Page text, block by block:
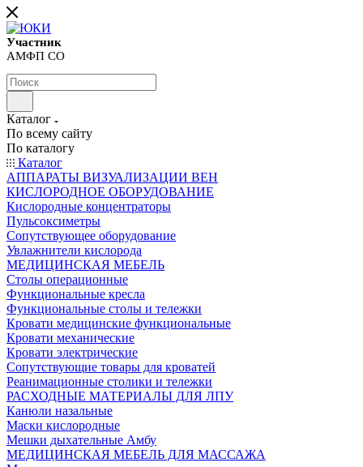
Участник
АМФП СО
Каталог
По всему сайту
По каталогу
Каталог
АППАРАТЫ ВИЗУАЛИЗАЦИИ ВЕН
КИСЛОРОДНОЕ ОБОРУДОВАНИЕ
Кислородные концентраторы
Пульсоксиметры
Сопутствующее оборудование
Увлажнители кислорода
МЕДИЦИНСКАЯ МЕБЕЛЬ
Столы операционные
Функциональные кресла
Функциональные столы и тележки
Кровати медицинские функциональные
Кровати механические
Кровати электрические
Сопутствующие товары для кроватей
Реанимационные столики и тележки
РАСХОДНЫЕ МАТЕРИАЛЫ ДЛЯ ЛПУ
Канюли назальные
Маски кислородные
Мешки дыхательные Амбу
МЕДИЦИНСКАЯ МЕБЕЛЬ ДЛЯ МАССАЖА